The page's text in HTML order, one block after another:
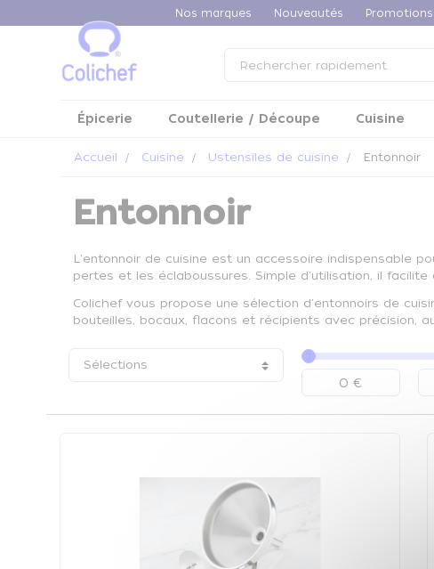
Panneau de gestion des cookiesNos marques Nouveautés Promotions
Épicerie Coutellerie / Découpe Cuisine
Accueil Cuisine Ustensiles de cuisine Entonnoir
Entonnoir
L'entonnoir de cuisine est un accessoire indispensable
pertes et les éclaboussures. Simple d'utilisation, il
Colichef vous propose une sélection d'entonnoirs de
bouteilles, bocaux, flacons et récipients avec précision,
Sélections